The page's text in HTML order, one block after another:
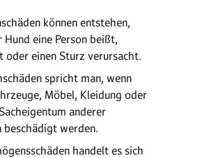
können entstehen,
Hund eine Person beißt,
oder einen Sturz verursacht.
spricht man, wenn
Möbel, Kleidung oder
anderer
beschädigt werden.
handelt es sich